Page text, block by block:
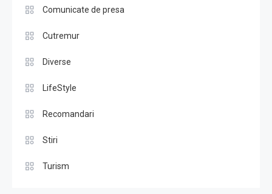
Comunicate de presa
Cutremur
Diverse
LifeStyle
Recomandari
Stiri
Turism